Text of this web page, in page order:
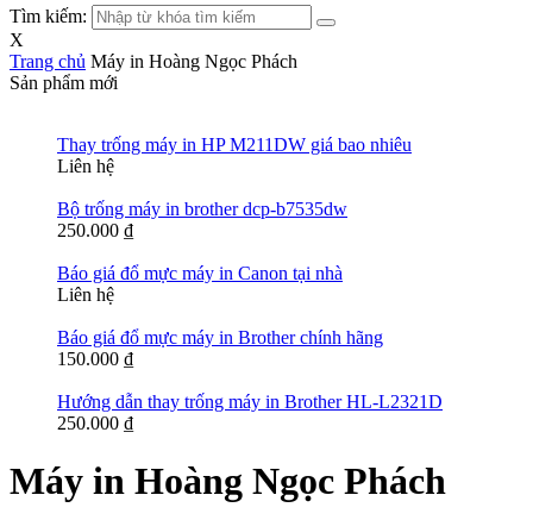
Tìm kiếm:
X
Trang chủ Máy in Hoàng Ngọc Phách
Sản phẩm mới
Thay trống máy in HP M211DW giá bao nhiêu
Liên hệ
Bộ trống máy in brother dcp-b7535dw
250.000 ₫
Báo giá đổ mực máy in Canon tại nhà
Liên hệ
Báo giá đổ mực máy in Brother chính hãng
150.000 ₫
Hướng dẫn thay trống máy in Brother HL-L2321D
250.000 ₫
Máy in Hoàng Ngọc Phách